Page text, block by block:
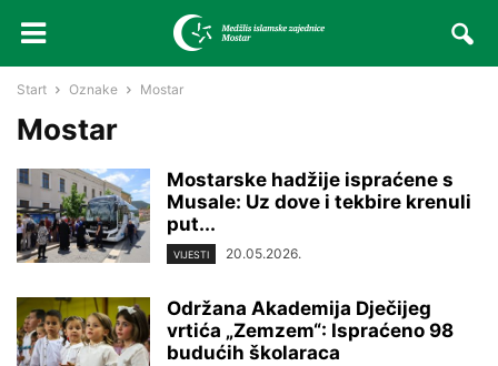
Start Oznake Mostar
Mostar
Mostarske hadžije ispraćene s
Musale: Uz dove i tekbire krenuli
put...
VIJESTI 20.05.2026.
Održana Akademija Dječijeg
vrtića „Zemzem“: Ispraćeno 98
budućih školaraca